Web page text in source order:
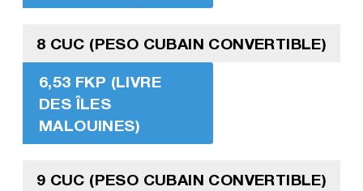
8 CUC (PESO CUBAIN CONVERTIBLE)
6,53 FKP (LIVRE
DES ÎLES
MALOUINES)
9 CUC (PESO CUBAIN CONVERTIBLE)